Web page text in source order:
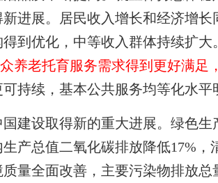
进展。居民收入增长和经济增
得到优化，中等收入群体持续扩
养老托育服务需求得到更好满足
持续，基本公共服务均等化水平
取得新的重大进展。绿色生
产总值二氧化碳排放降低17%
量全面改善，主要污染物排放